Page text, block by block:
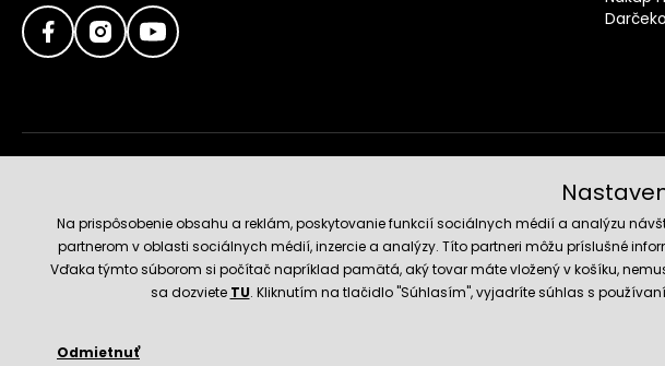
Na prispôsobenie obsahu a reklám, poskytovanie funkcií sociálnych médií a analýzu
partnerom v oblasti sociálnych médií, inzercie a analýzy. Títo partneri môžu príslušné
Vďaka týmto súborom si počítač napríklad pamätá, aký tovar máte vložený v košíku,
sa dozviete TU. Kliknutím na tlačidlo "Súhlasím", vyjadríte súhlas s
Odmietnuť